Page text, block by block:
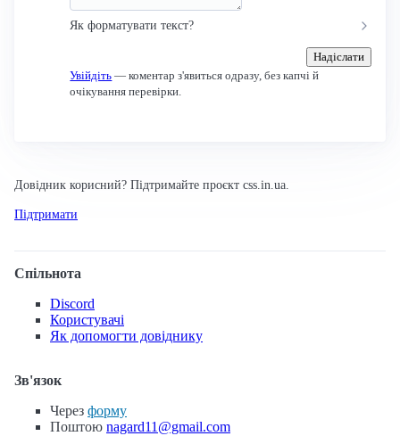
Як форматувати текст?
Надіслати
Увійдіть — коментар з'явиться одразу, без капчі й
очікування перевірки.
Довідник корисний? Підтримайте проєкт css.in.ua.
Підтримати
Спільнота
Discord
Користувачі
Як допомогти довіднику
Зв'язок
Через форму
Поштою nagard11@gmail.com